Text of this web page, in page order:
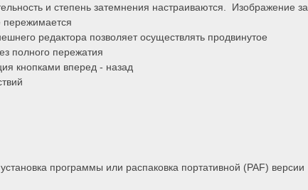
и степень затемнения настраиваются. Изображение за
пережимается
редактора позволяет осуществлять продвинутое
полного пережатия
кнопками вперед - назад
программы или распаковка портативной (PAF) версии